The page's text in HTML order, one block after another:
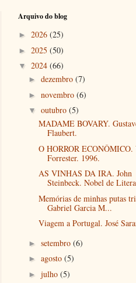
Arquivo do blog
► 2026 (25)
► 2025 (50)
▼ 2024 (66)
► dezembro (7)
► novembro (6)
▼ outubro (5)
MADAME BOVARY.
Flaubert.
O HORROR ECONÔMICO.
Forrester. 1996.
AS VINHAS DA IRA. John
Steinbeck. Nobel de
Memórias de minhas putas
Gabriel Garcia M...
Viagem a Portugal. José
► setembro (6)
► agosto (5)
► julho (5)